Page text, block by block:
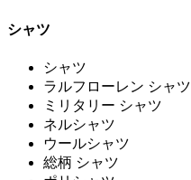
シャツ
シャツ
ラルフローレン シャツ
ミリタリー シャツ
ネルシャツ
ウールシャツ
総柄 シャツ